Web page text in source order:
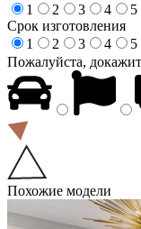
1
2 3 4
5
Срок изготовления
1
2 3 4
5
Пожалуйста,
Похожие модели